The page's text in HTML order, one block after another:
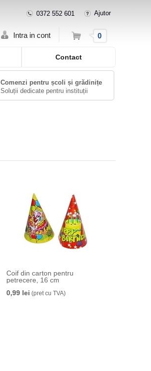
0372 552 601 Ajutor
Intra in cont Cos 0
Contact
Comenzi pentru școli și grădinițe
Soluții dedicate pentru instituții
Coif din carton pentru
petrecere, 16 cm
0,99 lei (pret cu TVA)